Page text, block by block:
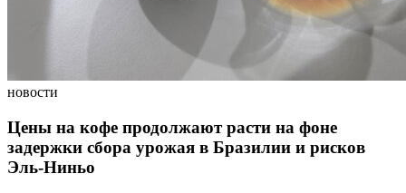
новости
Цены на кофе продолжают расти на фоне
задержки сбора урожая в Бразилии и рисков
Эль-Ниньо